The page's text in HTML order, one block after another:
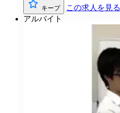
キープ この求人を見る
アルバイト